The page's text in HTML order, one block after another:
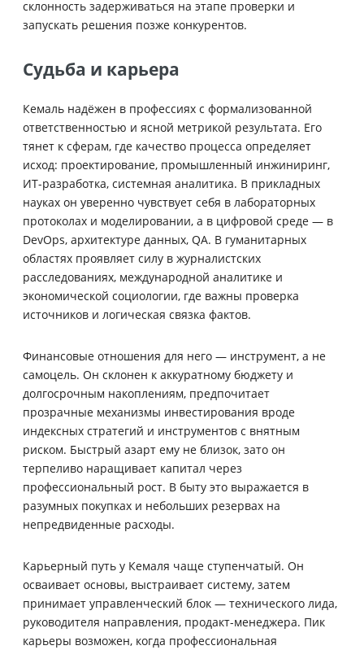
склонность задерживаться на этапе проверки и
запускать решения позже конкурентов.
Судьба и карьера
Кемаль надёжен в профессиях с формализованной
ответственностью и ясной метрикой результата. Его
тянет к сферам, где качество процесса определяет
исход: проектирование, промышленный инжиниринг,
ИТ-разработка, системная аналитика. В прикладных
науках он уверенно чувствует себя в лабораторных
протоколах и моделировании, а в цифровой среде — в
DevOps, архитектуре данных, QA. В гуманитарных
областях проявляет силу в журналистских
расследованиях, международной аналитике и
экономической социологии, где важны проверка
источников и логическая связка фактов.
Финансовые отношения для него — инструмент, а не
самоцель. Он склонен к аккуратному бюджету и
долгосрочным накоплениям, предпочитает
прозрачные механизмы инвестирования вроде
индексных стратегий и инструментов с внятным
риском. Быстрый азарт ему не близок, зато он
терпеливо наращивает капитал через
профессиональный рост. В быту это выражается в
разумных покупках и небольших резервах на
непредвиденные расходы.
Карьерный путь у Кемаля чаще ступенчатый. Он
осваивает основы, выстраивает систему, затем
принимает управленческий блок — технического лида,
руководителя направления, продакт-менеджера. Пик
карьеры возможен, когда профессиональная